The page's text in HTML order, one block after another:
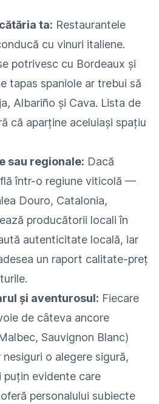
ta: Restaurantele
cu vinuri italiene.
potrivesc cu Bordeaux și
tapas spaniole ar trebui să
Albariño și Cava. Lista de
că aparține aceluiași spațiu
sau regionale: Dacă
într-o regiune viticolă —
Douro, Catalonia,
producătorii locali în
autenticitate locală, iar
un raport calitate-preț
și aventurosul: Fiecare
de câteva ancore
Sauvignon Blanc)
o alegere sigură,
puțin evidente care
personalului subiecte